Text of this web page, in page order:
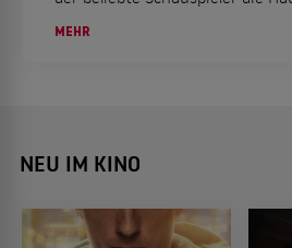
and Run" übernehmen.
MEHR
NEU IM KINO